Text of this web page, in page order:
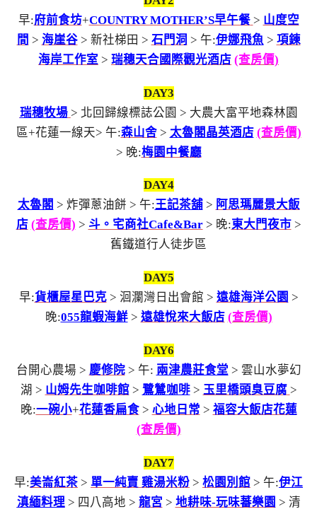
早:府前食坊+COUNTRY MOTHER’S早午餐 > 山度空
間 > 海崖谷> 新社梯田 > 石門洞 > 午:伊娜飛魚 > 項鍊
海岸工作室 > 瑞穗天合國際觀光酒店 (查房價)
DAY3
瑞穗牧場 > 北回歸線標誌公園 > 大農大富平地森林園
區+花蓮一線天> 午:森山舍> 太魯閣晶英酒店 (查房價)
> 晚:梅園中餐廳
DAY4
太魯閣 > 炸彈蔥油餅 > 午:王記茶舖> 阿思瑪麗景大飯
店 (查房價) > 斗。宅商社Cafe&Bar> 晚:東大門夜市>
舊鐵道行人徒步區
DAY5
早:貨櫃屋星巴克> 洄瀾灣日出會館 > 遠雄海洋公園 >
晚:055龍蝦海鮮> 遠雄悅來大飯店 (查房價)
DAY6
台開心農場 > 慶修院> 午: 兩津農莊食堂> 雲山水夢幻
湖 > 山姆先生咖啡館> 鷺鷥咖啡> 玉里橋頭臭豆腐 >
晚:一碗小+花蓮香扁食> 心地日常 > 福容大飯店花蓮
(查房價)
DAY7
早:美崙紅茶 > 單一純賣 雞湯米粉 > 松園別館 > 午:伊江
滇緬料理 > 四八高地 > 龍宮 > 地耕味-玩味蕃樂園 > 清